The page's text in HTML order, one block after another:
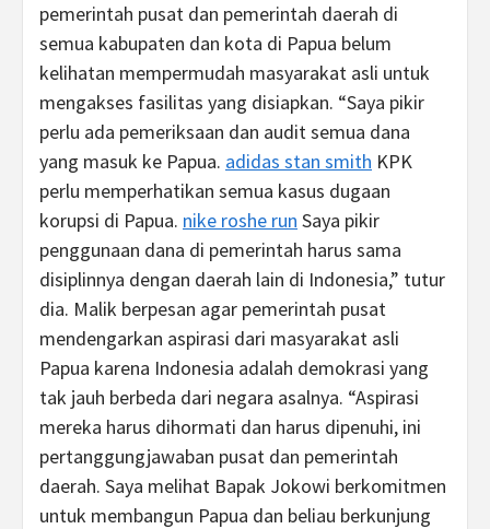
pemerintah pusat dan pemerintah daerah di
semua kabupaten dan kota di Papua belum
kelihatan mempermudah masyarakat asli untuk
mengakses fasilitas yang disiapkan. “Saya pikir
perlu ada pemeriksaan dan audit semua dana
yang masuk ke Papua. adidas stan smith KPK
perlu memperhatikan semua kasus dugaan
korupsi di Papua. nike roshe run Saya pikir
penggunaan dana di pemerintah harus sama
disiplinnya dengan daerah lain di Indonesia,” tutur
dia. Malik berpesan agar pemerintah pusat
mendengarkan aspirasi dari masyarakat asli
Papua karena Indonesia adalah demokrasi yang
tak jauh berbeda dari negara asalnya. “Aspirasi
mereka harus dihormati dan harus dipenuhi, ini
pertanggungjawaban pusat dan pemerintah
daerah. Saya melihat Bapak Jokowi berkomitmen
untuk membangun Papua dan beliau berkunjung